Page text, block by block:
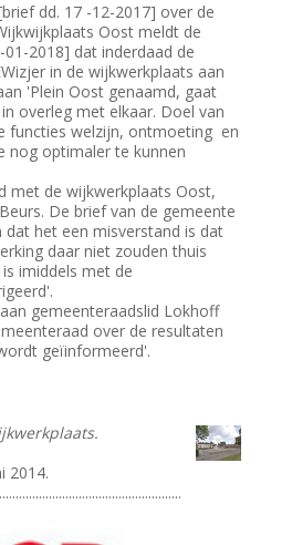
dd. 17 -12-2017] over de
Oost meldt de
2018] dat inderdaad de
in de wijkwerkplaats aan
'Plein Oost genaamd, gaat
overleg met elkaar. Doel van
functies welzijn, ontmoeting en
nog optimaler te kunnen
met de wijkwerkplaats Oost,
De brief van de gemeente
het een misverstand is dat
daar niet zouden thuis
imiddels met de
gemeenteraadslid Lokhoff
over de resultaten
geïinformeerd'.
2014.